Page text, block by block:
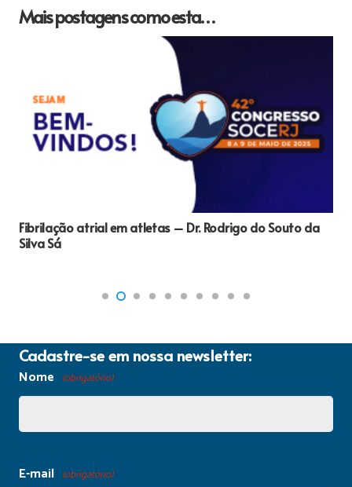
Mais postagens como esta…
Fibrilação atrial em atletas – Dr. Rodrigo do Souto da
Silva Sá
Cadastre-se em nossa newsletter:
Nome (obrigatório)
E-mail (obrigatório)